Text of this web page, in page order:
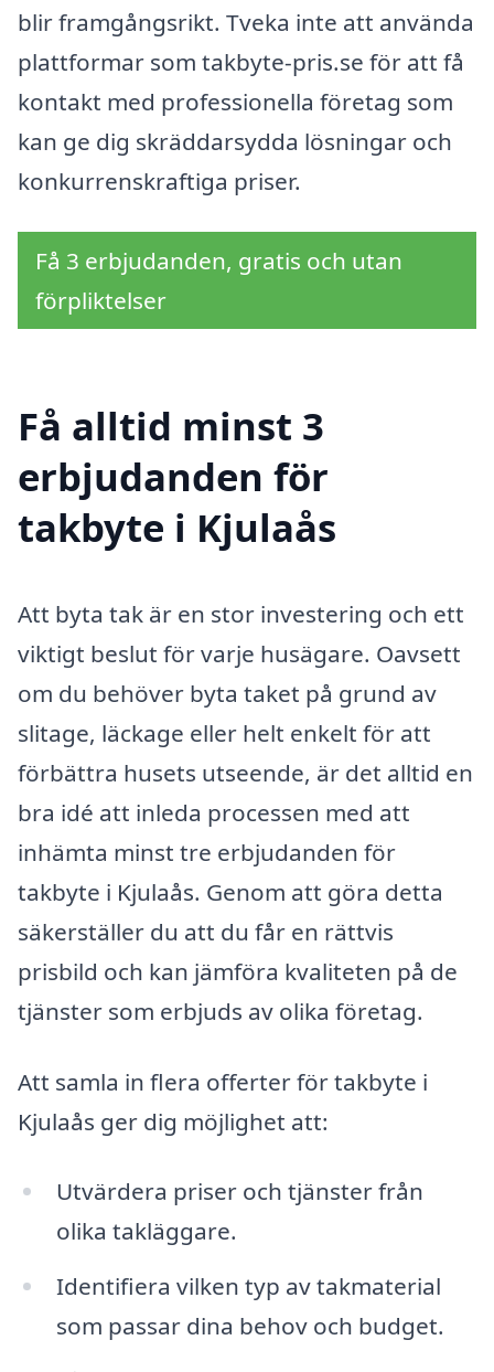
blir framgångsrikt. Tveka inte att använda
plattformar som takbyte-pris.se för att få
kontakt med professionella företag som
kan ge dig skräddarsydda lösningar och
konkurrenskraftiga priser.
Få 3 erbjudanden, gratis och utan
förpliktelser
Få alltid minst 3
erbjudanden för
takbyte i Kjulaås
Att byta tak är en stor investering och ett
viktigt beslut för varje husägare. Oavsett
om du behöver byta taket på grund av
slitage, läckage eller helt enkelt för att
förbättra husets utseende, är det alltid en
bra idé att inleda processen med att
inhämta minst tre erbjudanden för
takbyte i Kjulaås. Genom att göra detta
säkerställer du att du får en rättvis
prisbild och kan jämföra kvaliteten på de
tjänster som erbjuds av olika företag.
Att samla in flera offerter för takbyte i
Kjulaås ger dig möjlighet att:
Utvärdera priser och tjänster från
olika takläggare.
Identifiera vilken typ av takmaterial
som passar dina behov och budget.